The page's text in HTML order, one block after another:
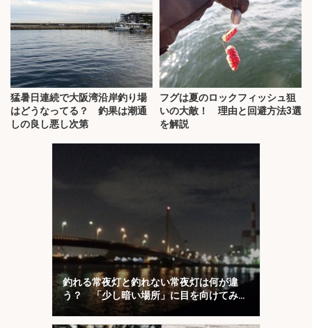
猛暑日連続で大阪湾沿岸釣り場
はどうなってる？ 釣果は潮通
しの良し悪し次第
フグは夏のロックフィッシュ狙
いの大敵！ 理由と回避方法3選
を解説
釣れる常夜灯と釣れない常夜灯は何が違
う？ 「少し暗い場所」に目を向けてみよ